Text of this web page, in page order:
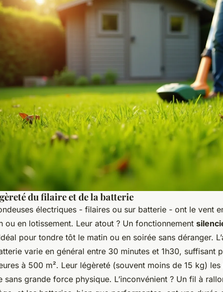
du filaire et de la batterie
électriques - filaires ou sur batterie - ont le vent
ou en lotissement. Leur atout ? Un fonctionnement
pour tondre tôt le matin ou en soirée sans déranger.
varie en général entre 30 minutes et 1h30, suffisant
à 500 m². Leur légèreté (souvent moins de 15 kg)
sans grande force physique. L’inconvénient ? Un fil à